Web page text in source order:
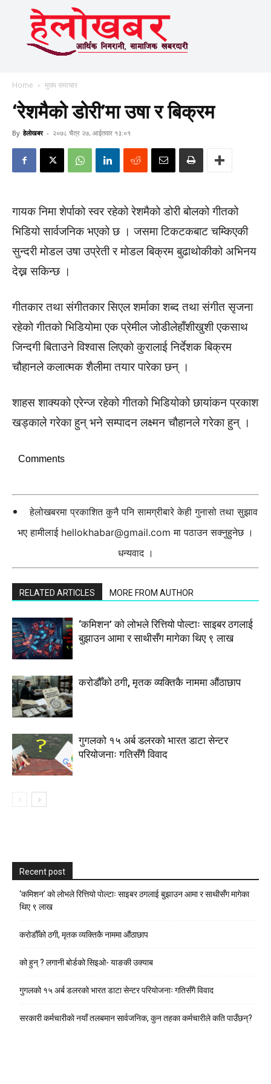
Home मुख्य समाचार
‘रेशमैको डोरी’मा उषा र बिक्रम
By हेलाेखबर - २०७८ चैत्र २७, आईतवार १३:०१
गायक निमा शेर्पाको स्वर रहेको रेशमैको डोरी बोलको गीतको
भिडियो सार्वजनिक भएको छ । जसमा टिकटकबाट चम्किएकी
सुन्दरी मोडल उषा उप्रेती र मोडल बिक्रम बुढाथोकीको अभिनय
देख्न सकिन्छ ।
गीतकार तथा संगीतकार सिएल शर्माका शब्द तथा संगीत सृजना
रहेको गीतको भिडियोमा एक प्रेमील जोडीलेहाँशीखुशी एकसाथ
जिन्दगी बिताउने विश्वास लिएको कुरालाई निर्देशक बिक्रम
चौहानले कलात्मक शैलीमा तयार पारेका छन् ।
शाहस शाक्यको एरेन्ज रहेको गीतको भिडियोको छायांकन प्रकाश
खड्काले गरेका हुन् भने सम्पादन लक्ष्मन चौहानले गरेका हुन् ।
Comments
हेलोखबरमा प्रकाशित कुनै पनि सामग्रीबारे केही गुनासो तथा सुझाव
भए हामीलाई hellokhabar@gmail.com मा पठाउन सक्नुहुनेछ ।
धन्यवाद ।
RELATED ARTICLES MORE FROM AUTHOR
‘कमिशन’ को लोभले रित्तियो पोल्टाः साइबर ठगलाई
बुझाउन आमा र साथीसँग मागेका थिए ९ लाख
करोडौँको ठगी, मृतक व्यक्तिकै नाममा औंठाछाप
गुगलको १५ अर्ब डलरको भारत डाटा सेन्टर
परियोजनाः गतिसँगै विवाद
Recent post
‘कमिशन’ को लोभले रित्तियो पोल्टाः साइबर ठगलाई बुझाउन आमा र साथीसँग मागेका
थिए ९ लाख
करोडौँको ठगी, मृतक व्यक्तिकै नाममा औंठाछाप
को हुन् ? लगानी बोर्डको सिइओ- याङकी उक्याब
गुगलको १५ अर्ब डलरको भारत डाटा सेन्टर परियोजनाः गतिसँगै विवाद
सरकारी कर्मचारीकाे नयाँ तलबमान सार्वजनिक, कुन तहका कर्मचारीले कति पाउँछन्?